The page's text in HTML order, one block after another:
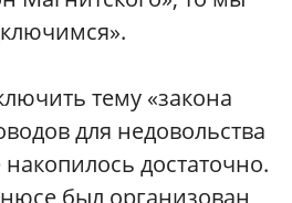
тему «закона
для недовольства
достаточно.
был организован